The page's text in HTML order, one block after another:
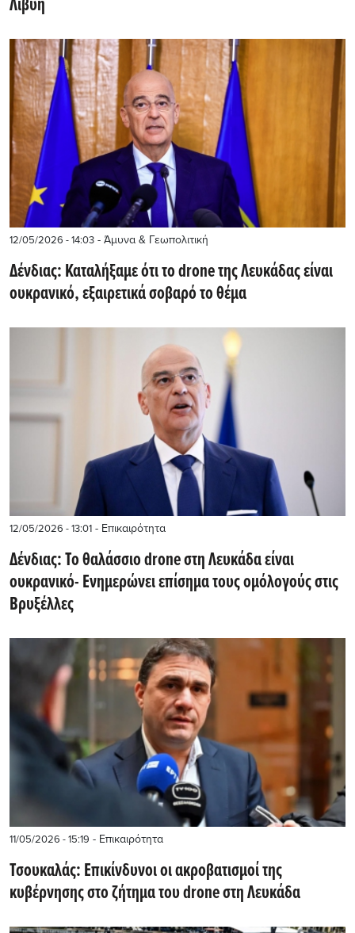
Λιβύη
12/05/2026 - 14:03 - Άμυνα & Γεωπολιτική
Δένδιας: Καταλήξαμε ότι το drone της Λευκάδας είναι
ουκρανικό, εξαιρετικά σοβαρό το θέμα
12/05/2026 - 13:01 - Επικαιρότητα
Δένδιας: Το θαλάσσιο drone στη Λευκάδα είναι
ουκρανικό- Ενημερώνει επίσημα τους ομόλογούς στις
Βρυξέλλες
11/05/2026 - 15:19 - Επικαιρότητα
Τσουκαλάς: Επικίνδυνοι οι ακροβατισμοί της
κυβέρνησης στο ζήτημα του drone στη Λευκάδα